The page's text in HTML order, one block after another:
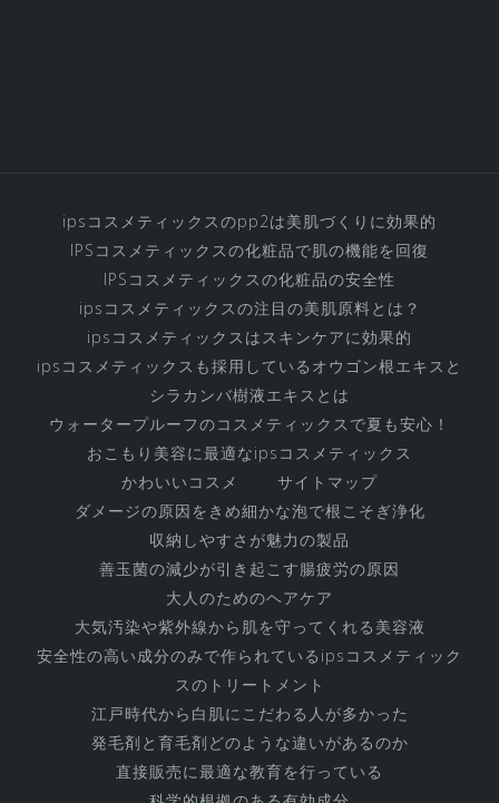
て
ipsコスメティックスのpp2は美肌づくりに効果的
IPSコスメティックスの化粧品で肌の機能を回復
IPSコスメティックスの化粧品の安全性
ipsコスメティックスの注目の美肌原料とは？
ipsコスメティックスはスキンケアに効果的
ipsコスメティックスも採用しているオウゴン根エキスと
シラカンバ樹液エキスとは
ウォータープルーフのコスメティックスで夏も安心！
おこもり美容に最適なipsコスメティックス
かわいいコスメ
サイトマップ
ダメージの原因をきめ細かな泡で根こそぎ浄化
収納しやすさが魅力の製品
善玉菌の減少が引き起こす腸疲労の原因
大人のためのヘアケア
大気汚染や紫外線から肌を守ってくれる美容液
安全性の高い成分のみで作られているipsコスメティック
スのトリートメント
江戸時代から白肌にこだわる人が多かった
発毛剤と育毛剤どのような違いがあるのか
直接販売に最適な教育を行っている